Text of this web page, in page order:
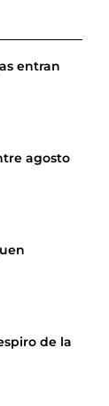
entran
agosto
de la